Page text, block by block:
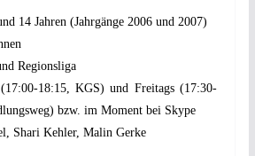
14 Jahren (Jahrgänge 2006 und 2007)
Regionsliga
18:15, KGS) und Freitags (17:30-
bzw. im Moment bei Skype
Shari Kehler, Malin Gerke